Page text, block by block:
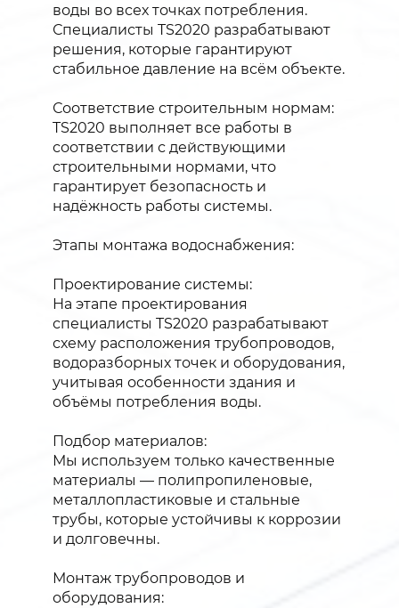
воды во всех точках потребления.
Специалисты TS2020 разрабатывают
решения, которые гарантируют
стабильное давление на всём объекте.
Соответствие строительным нормам:
TS2020 выполняет все работы в
соответствии с действующими
строительными нормами, что
гарантирует безопасность и
надёжность работы системы.
Этапы монтажа водоснабжения:
Проектирование системы:
На этапе проектирования
специалисты TS2020 разрабатывают
схему расположения трубопроводов,
водоразборных точек и оборудования,
учитывая особенности здания и
объёмы потребления воды.
Подбор материалов:
Мы используем только качественные
материалы — полипропиленовые,
металлопластиковые и стальные
трубы, которые устойчивы к коррозии
и долговечны.
Монтаж трубопроводов и
оборудования: